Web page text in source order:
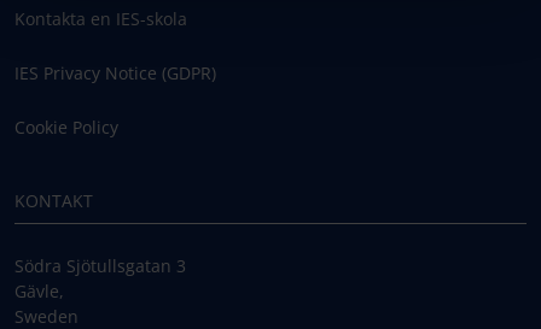
Kontakta en IES-skola
IES Privacy Notice (GDPR)
Cookie Policy
KONTAKT
Södra Sjötullsgatan 3
Gävle,
Sweden